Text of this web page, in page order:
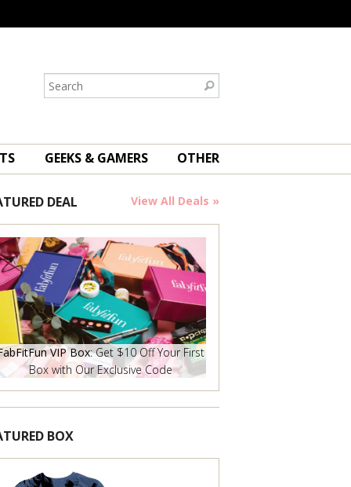
GEEKS & GAMERS OTHER
DEAL View All Deals »
VIP Box: Get $10 Off Your First
Box with Our Exclusive Code
Save Now
BOX